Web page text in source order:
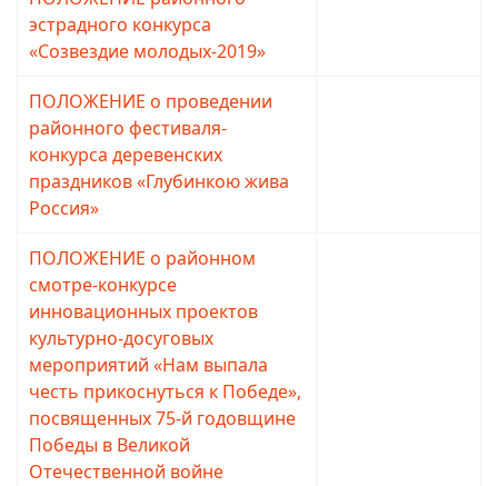
эстрадного конкурса
«Созвездие молодых-2019»
ПОЛОЖЕНИЕ о проведении
районного фестиваля-
конкурса деревенских
праздников «Глубинкою жива
Россия»
ПОЛОЖЕНИЕ о районном
смотре-конкурсе
инновационных проектов
культурно-досуговых
мероприятий «Нам выпала
честь прикоснуться к Победе»,
посвященных 75-й годовщине
Победы в Великой
Отечественной войне